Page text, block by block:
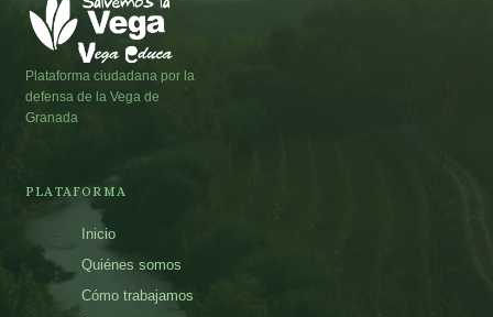
Plataforma ciudadana por la
defensa de la Vega de
Granada
PLATAFORMA
Inicio
Quiénes somos
Cómo trabajamos